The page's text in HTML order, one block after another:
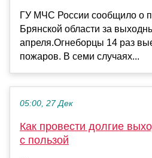
ГУ МЧС России сообщило о
Брянской области за
апреля.Огнеборцы 14 раз
пожаров. В семи случаях...
05:00, 27 Дек
Как провести долгие
с пользой